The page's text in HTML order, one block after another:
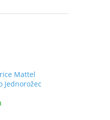
Mattel
Jednorožec